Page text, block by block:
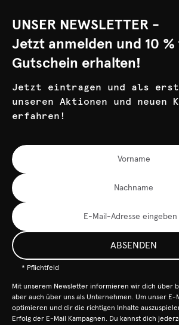
UNSER NEWSLETTER -
Jetzt anmelden und 10
Gutschein erhalten!
Jetzt eintragen und als
unseren Aktionen und neuen
erfahren!
ABSENDEN
* Pflichtfeld
Mit unserem Newsletter informieren wir dich über
aber auch über uns als Unternehmen. Um unser E-
optimieren und dir die richtigen Inhalte
Erfolg der E-Mail Kampagnen. Du kannst dich